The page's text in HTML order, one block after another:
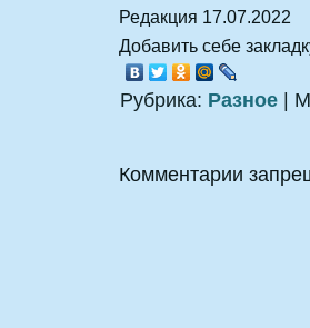
Редакция 17.07.2022
Добавить себе
Рубрика: Разное |
Комментарии